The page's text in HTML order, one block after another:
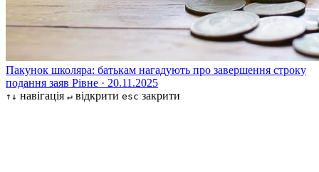
Пакунок школяра: батькам нагадують про завершення строку
подання заяв Рівне · 20.11.2025
↑↓ навігація ↵ відкрити esc закрити